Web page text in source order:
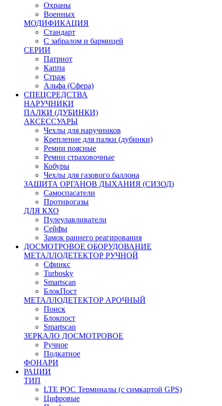
Охраны
Военных
МОДИФИКАЦИЯ
Стандарт
С забралом и бармицей
СЕРИИ
Патриот
Каппа
Страж
Альфа (Сфера)
СПЕЦСРЕДСТВА
НАРУЧНИКИ
ПАЛКИ (ДУБИНКИ)
АКСЕССУАРЫ
Чехлы для наручников
Крепление для палки (дубинки)
Ремни поясные
Ремни страховочные
Кобуры
Чехлы для газового баллона
ЗАЩИТА ОРГАНОВ ДЫХАНИЯ (СИЗОД)
Самоспасатели
Противогазы
ДЛЯ КХО
Пулеулавливатели
Сейфы
Замок раннего реагирования
ДОСМОТРОВОЕ ОБОРУДОВАНИЕ
МЕТАЛЛОДЕТЕКТОР РУЧНОЙ
Сфинкс
Turbosky
Smartscan
БлокПост
МЕТАЛЛОДЕТЕКТОР АРОЧНЫЙ
Поиск
Блокпост
Smartscan
ЗЕРКАЛО ДОСМОТРОВОЕ
Ручное
Подкатное
ФОНАРИ
РАЦИИ
ТИП
LTE POC Терминалы (с симкартой GPS)
Цифровые